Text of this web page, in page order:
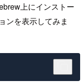
上にインストー
ンを表示してみま